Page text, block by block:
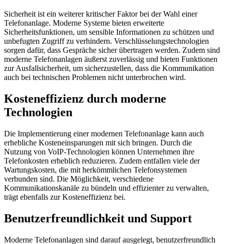
Sicherheit ist ein weiterer kritischer Faktor bei der Wahl einer
Telefonanlage. Moderne Systeme bieten erweiterte
Sicherheitsfunktionen, um sensible Informationen zu schützen und
unbefugten Zugriff zu verhindern. Verschlüsselungstechnologien
sorgen dafür, dass Gespräche sicher übertragen werden. Zudem sind
moderne Telefonanlagen äußerst zuverlässig und bieten Funktionen
zur Ausfallsicherheit, um sicherzustellen, dass die Kommunikation
auch bei technischen Problemen nicht unterbrochen wird.
Kosteneffizienz durch moderne
Technologien
Die Implementierung einer modernen Telefonanlage kann auch
erhebliche Kosteneinsparungen mit sich bringen. Durch die
Nutzung von VoIP-Technologien können Unternehmen ihre
Telefonkosten erheblich reduzieren. Zudem entfallen viele der
Wartungskosten, die mit herkömmlichen Telefonsystemen
verbunden sind. Die Möglichkeit, verschiedene
Kommunikationskanäle zu bündeln und effizienter zu verwalten,
trägt ebenfalls zur Kosteneffizienz bei.
Benutzerfreundlichkeit und Support
Moderne Telefonanlagen sind darauf ausgelegt, benutzerfreundlich